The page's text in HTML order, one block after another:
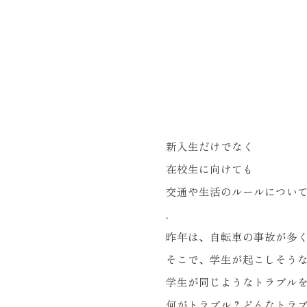
新入生だけでなく
在校生に向けても
交通や生活のルールについ
.
昨年は、自転車の事故が多
そこで、学生が起こしそう
学生が同じようなトラブル